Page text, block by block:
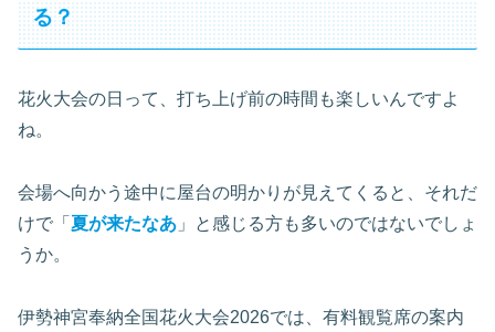
る？
花火大会の日って、打ち上げ前の時間も楽しいんですよ
ね。
会場へ向かう途中に屋台の明かりが見えてくると、それだ
けで「 夏が来たなあ 」と感じる方も多いのではないでしょ
うか。
伊勢神宮奉納全国花火大会2026では、有料観覧席の案内